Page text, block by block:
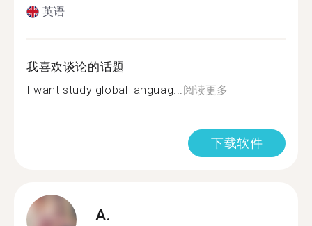
英语
我喜欢谈论的话题
I want study global languag...阅读更多
下载软件
A.